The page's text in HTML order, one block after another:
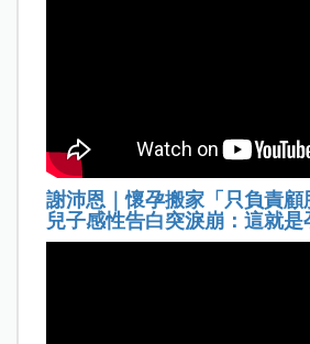
謝沛恩｜懷孕搬家「只負責
兒子感性告白突淚崩：這就是